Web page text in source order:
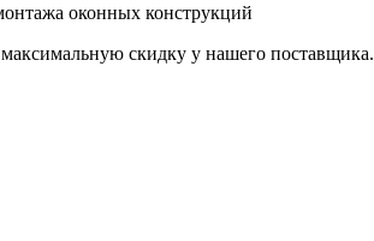
оконных конструкций
скидку у нашего поставщика.